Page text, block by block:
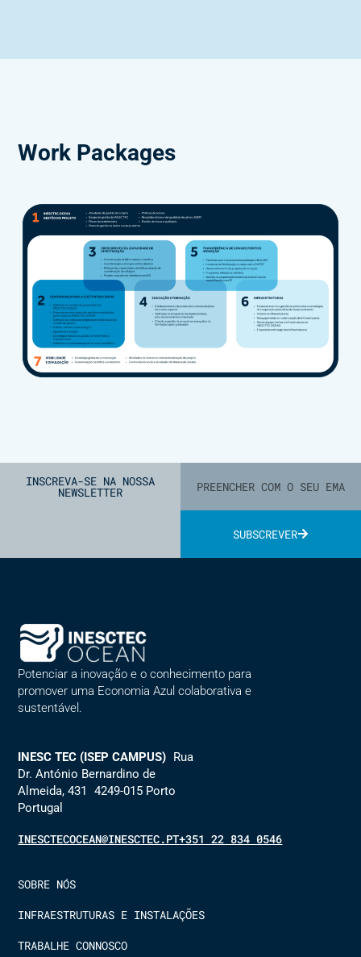
Work Packages
INSCREVA-SE NA NOSSA
NEWSLETTER
SUBSCREVER
Potenciar a inovação e o conhecimento para
promover uma Economia Azul colaborativa e
sustentável.
INESC TEC (ISEP CAMPUS) Rua
Dr. António Bernardino de
Almeida, 431 4249-015 Porto
Portugal
INESCTECOCEAN@INESCTEC.PT+351 22 834 0546
SOBRE NÓS
INFRAESTRUTURAS E INSTALAÇÕES
TRABALHE CONNOSCO